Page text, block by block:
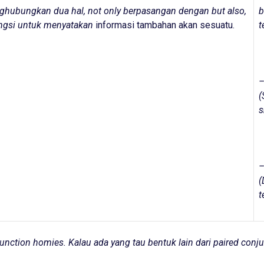
dua hal, not only berpasangan dengan but also,
untuk menyatakan informasi tambahan akan sesuatu.
(
(
homies. Kalau ada yang tau bentuk lain dari paired